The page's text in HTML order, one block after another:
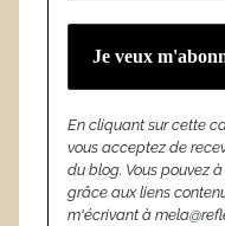
En cliquant sur cette
vous acceptez de
du blog. Vous pouvez
grâce aux liens
m'écrivant à